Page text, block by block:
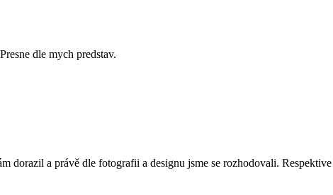
dle mych predstav.
dorazil a právě dle fotografii a designu jsme se rozhodovali.